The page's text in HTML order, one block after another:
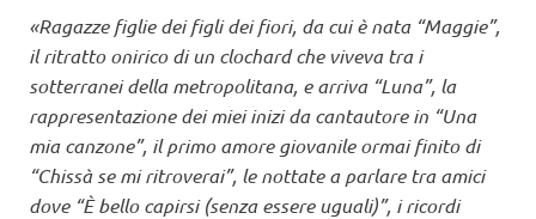
«Ragazze figlie dei figli dei fiori, da cui è nata “Maggie”,
il ritratto onirico di un clochard che viveva tra i
sotterranei della metropolitana, e arriva “Luna”, la
rappresentazione dei miei inizi da cantautore in “Una
mia canzone”, il primo amore giovanile ormai finito di
“Chissà se mi ritroverai”, le nottate a parlare tra amici
dove “È bello capirsi (senza essere uguali)”, i ricordi